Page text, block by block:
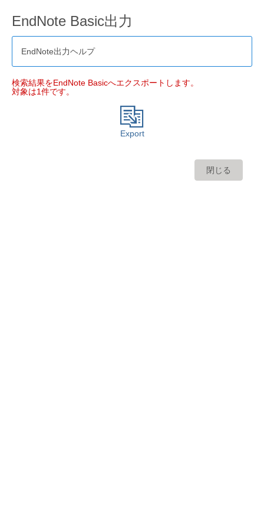
EndNote Basic出力
EndNote出力ヘルプ
検索結果をEndNote Basicへエクスポートします。
対象は1件です。
Export